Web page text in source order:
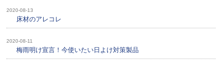
2020-08-13
床材のアレコレ
2020-08-11
梅雨明け宣言！今使いたい日よけ対策製品